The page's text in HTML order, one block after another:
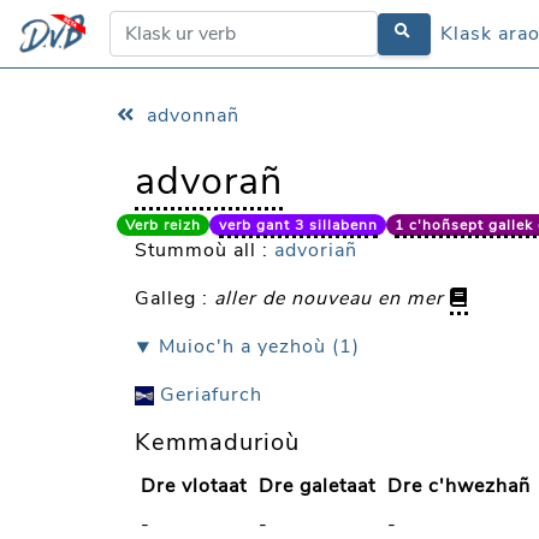
Klask
Klask
advonnañ
advorañ
Verb reizh verb gant 3 sillabenn 1 c'hoñsept gallek
Stummoù all : advoriañ
Galleg : aller de nouveau en mer
⯆ Muioc'h a yezhoù (1)
Geriafurch
Kemmadurioù
Dre vlotaat Dre galetaat Dre c'hwezhañ
-
- -